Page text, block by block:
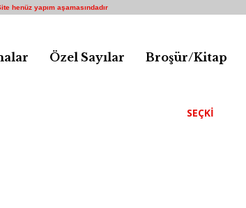
henüz yapım aşamasındadır
Özel Sayılar Broşür/Kitap
SEÇKI